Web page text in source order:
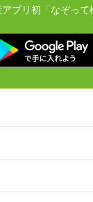
プリ初「なぞって